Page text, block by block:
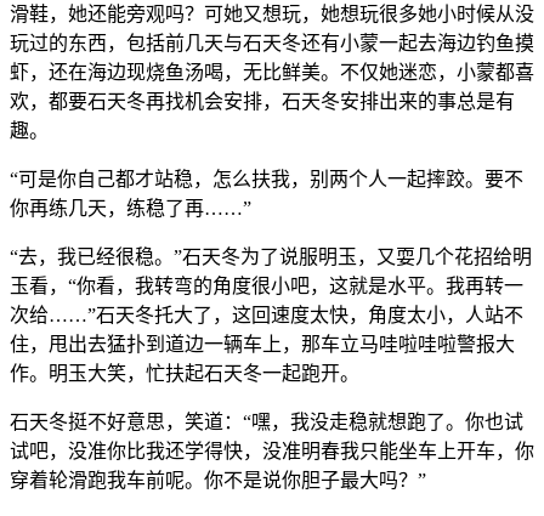
滑鞋，她还能旁观吗？可她又想玩，她想玩很多她小时候从没
玩过的东西，包括前几天与石天冬还有小蒙一起去海边钓鱼摸
虾，还在海边现烧鱼汤喝，无比鲜美。不仅她迷恋，小蒙都喜
欢，都要石天冬再找机会安排，石天冬安排出来的事总是有
趣。
“可是你自己都才站稳，怎么扶我，别两个人一起摔跤。要不
你再练几天，练稳了再……”
“去，我已经很稳。”石天冬为了说服明玉，又耍几个花招给明
玉看，“你看，我转弯的角度很小吧，这就是水平。我再转一
次给……”石天冬托大了，这回速度太快，角度太小，人站不
住，甩出去猛扑到道边一辆车上，那车立马哇啦哇啦警报大
作。明玉大笑，忙扶起石天冬一起跑开。
石天冬挺不好意思，笑道：“嘿，我没走稳就想跑了。你也试
试吧，没准你比我还学得快，没准明春我只能坐车上开车，你
穿着轮滑跑我车前呢。你不是说你胆子最大吗？”